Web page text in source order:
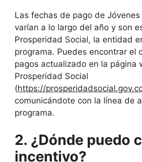
Las fechas de pago de Jóvenes
varían a lo largo del año y son
Prosperidad Social, la entidad
programa. Puedes encontrar el
pagos actualizado en la página
Prosperidad Social
(https://
comunicándote con la línea de
programa.
2. ¿Dónde puedo
incentivo?